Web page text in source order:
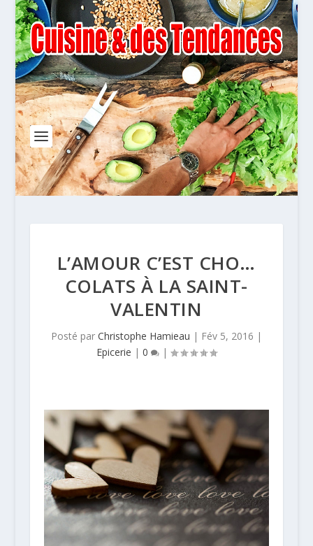
L’AMOUR C’EST CHO…
COLATS À LA SAINT-
VALENTIN
Posté par Christophe Hamieau | Fév 5, 2016 |
Epicerie | 0 |